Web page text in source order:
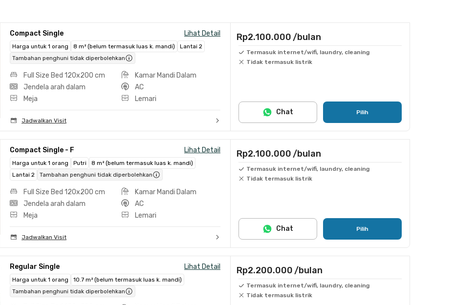
Compact Single Lihat Detail
Harga untuk 1 orang 8 m² (belum termasuk luas k. mandi)
Lantai 2
Tambahan penghuni tidak diperbolehkan
Full Size Bed 120x200 cm
Kamar Mandi Dalam
Jendela arah dalam
AC
Meja
Lemari
Jadwalkan Visit
Rp2.100.000 /bulan
Termasuk internet/wifi, laundry, cleaning
Tidak termasuk listrik
Pilih
Chat
Compact Single - F Lihat Detail
Harga untuk 1 orang Putri
8 m² (belum termasuk luas k. mandi)
Lantai 2
Tambahan penghuni tidak diperbolehkan
Full Size Bed 120x200 cm
Kamar Mandi Dalam
Jendela arah dalam
AC
Meja
Lemari
Jadwalkan Visit
Rp2.100.000 /bulan
Termasuk internet/wifi, laundry, cleaning
Tidak termasuk listrik
Pilih
Chat
Regular Single Lihat Detail
Harga untuk 1 orang
10.7 m² (belum termasuk luas k. mandi)
Tambahan penghuni tidak diperbolehkan
Rp2.200.000 /bulan
Termasuk internet/wifi, laundry, cleaning
Tidak termasuk listrik